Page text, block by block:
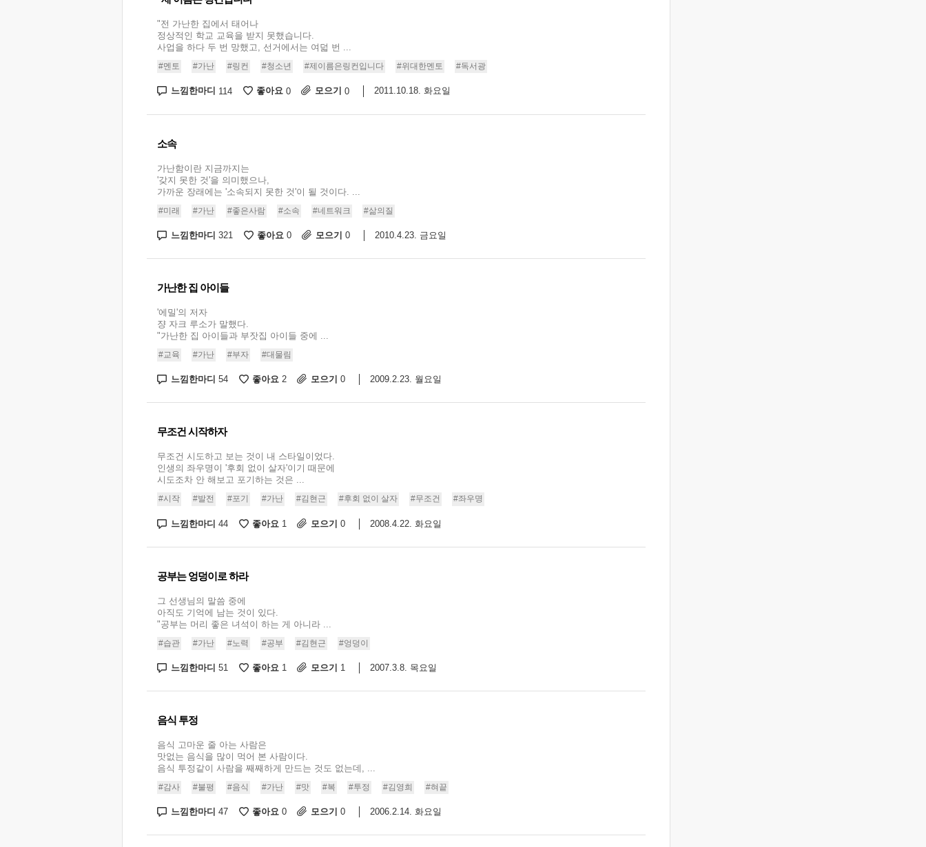
"전 가난한 집에서 태어나
정상적인 학교 교육을 받지 못했습니다.
사업을 하다 두 번 망했고, 선거에서는 여덟 번 ...
#멘토 #가난 #링컨 #청소년 #제이름은링컨입니다 #위대한멘토 #독서광
느낌한마디 114 좋아요 0 모으기 0 2011.10.18. 화요일
소속
가난함이란 지금까지는
'갖지 못한 것'을 의미했으나,
가까운 장래에는 '소속되지 못한 것'이 될 것이다. ...
#미래 #가난 #좋은사람 #소속 #네트워크 #삶의질
느낌한마디 321 좋아요 0 모으기 0 2010.4.23. 금요일
가난한 집 아이들
'에밀'의 저자
쟝 자크 루소가 말했다.
"가난한 집 아이들과 부잣집 아이들 중에 ...
#교육 #가난 #부자 #대물림
느낌한마디 54 좋아요 2 모으기 0 2009.2.23. 월요일
무조건 시작하자
무조건 시도하고 보는 것이 내 스타일이었다.
인생의 좌우명이 '후회 없이 살자'이기 때문에
시도조차 안 해보고 포기하는 것은 ...
#시작 #발전 #포기 #가난 #김현근 #후회 없이 살자 #무조건 #좌우명
느낌한마디 44 좋아요 1 모으기 0 2008.4.22. 화요일
공부는 엉덩이로 하라
그 선생님의 말씀 중에
아직도 기억에 남는 것이 있다.
"공부는 머리 좋은 녀석이 하는 게 아니라 ...
#습관 #가난 #노력 #공부 #김현근 #엉덩이
느낌한마디 51 좋아요 1 모으기 1 2007.3.8. 목요일
음식 투정
음식 고마운 줄 아는 사람은
맛없는 음식을 많이 먹어 본 사람이다.
음식 투정같이 사람을 째째하게 만드는 것도 없는데, ...
#감사 #불평 #음식 #가난 #맛 #복 #투정 #김영희 #혀끝
느낌한마디 47 좋아요 0 모으기 0 2006.2.14. 화요일